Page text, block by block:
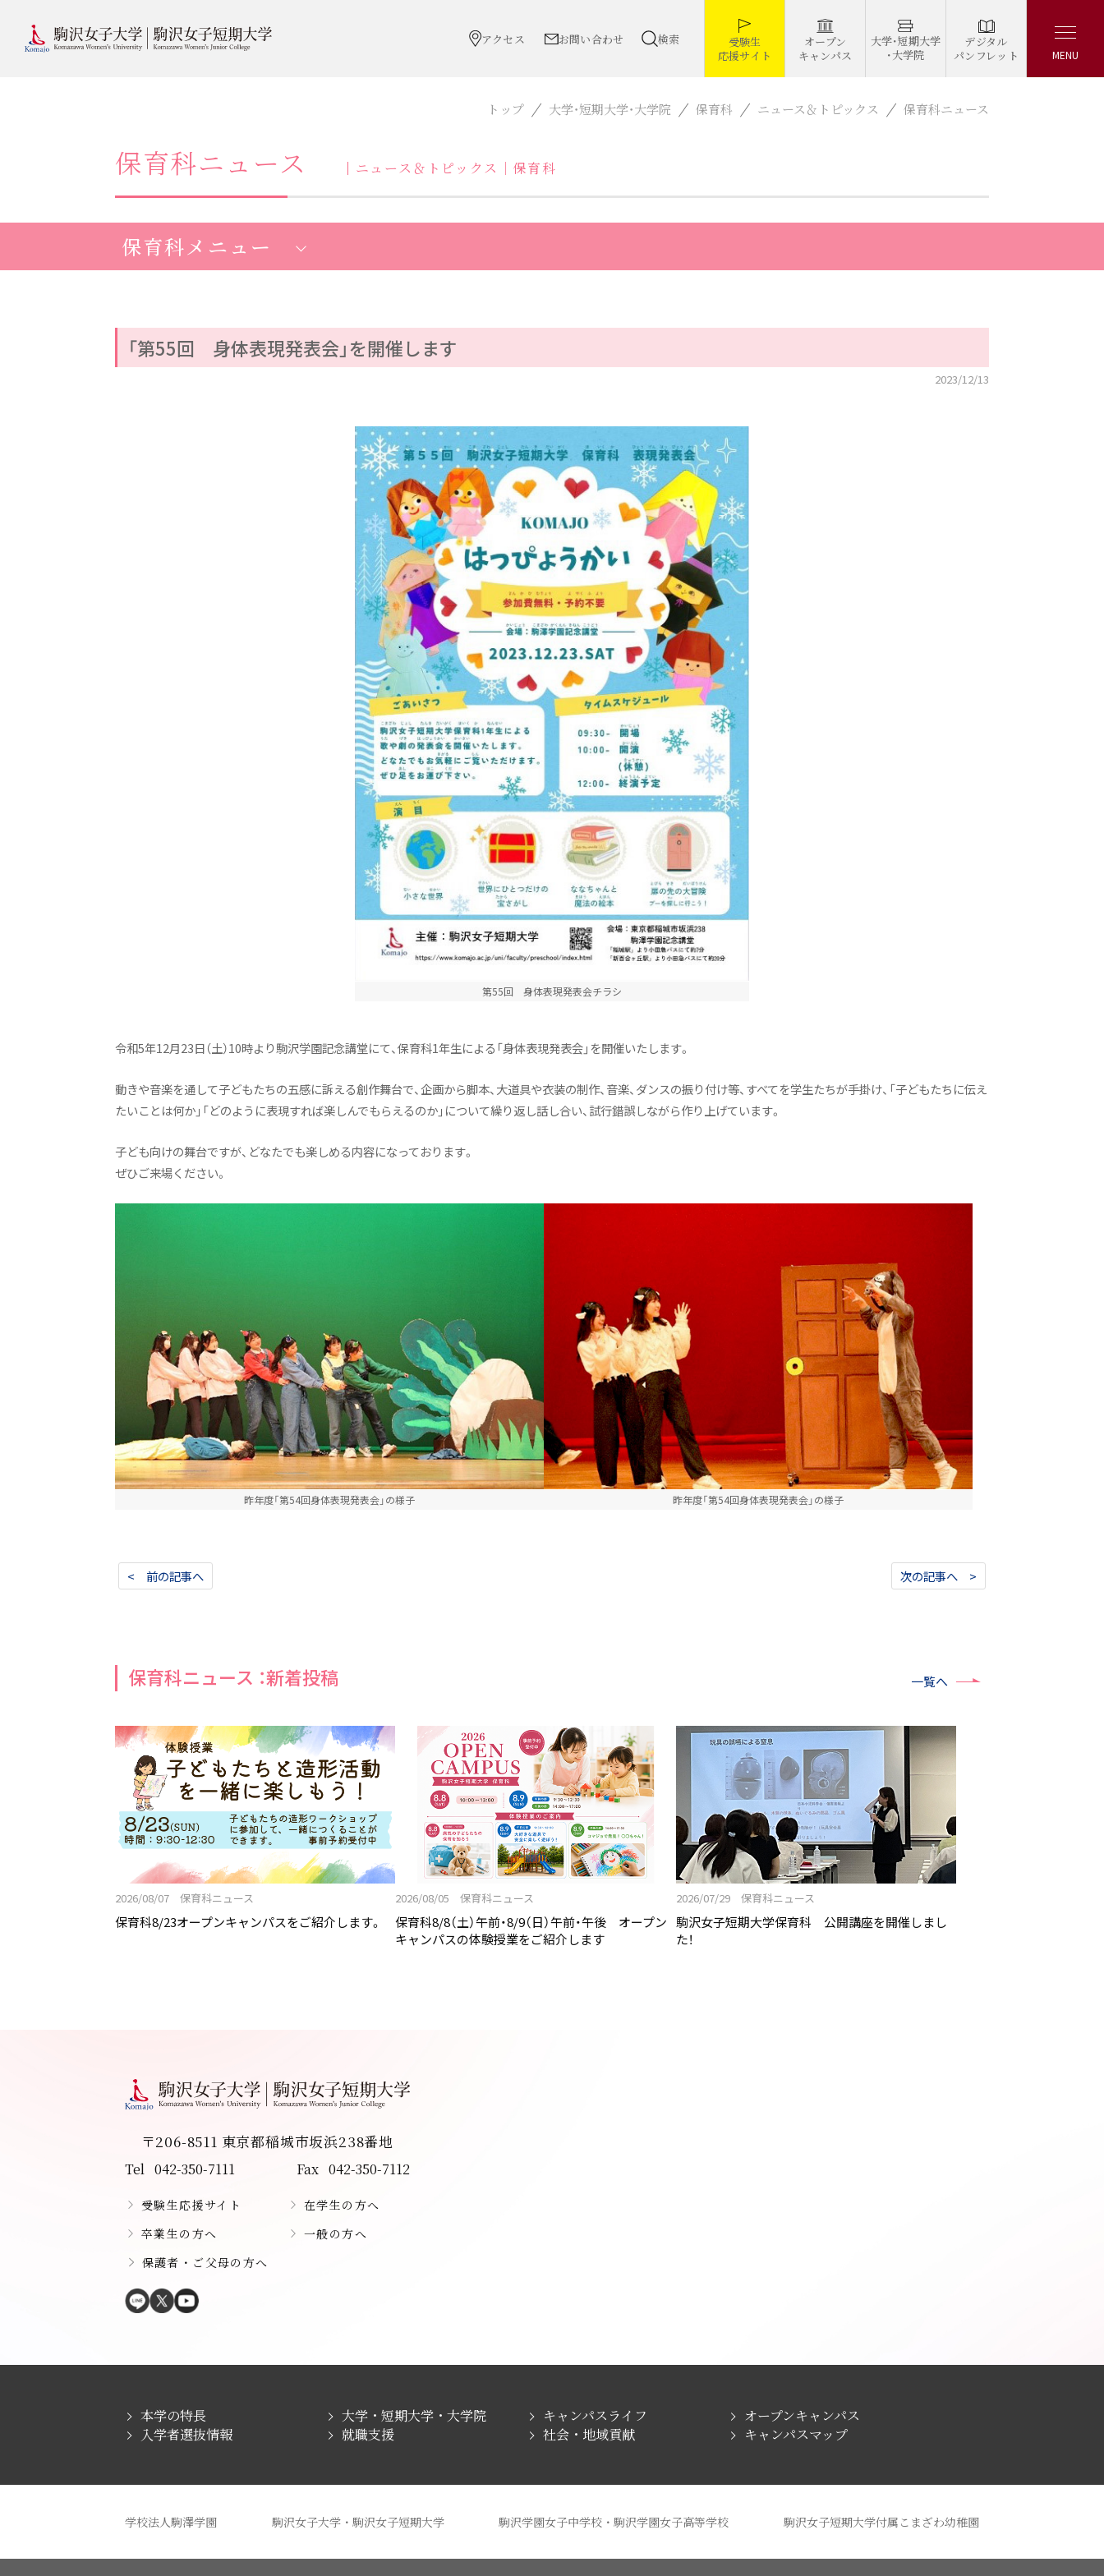
アクセス お問い合わせ 検索
受験生
応援サイト
オープン
キャンパス
大学・短期大学
・大学院
デジタル
パンフレット
MENU
トップ 大学・短期大学・大学院 保育科 ニュース＆トピックス 保育科ニュース
保育科ニュース ニュース＆トピックス｜保育科
「第55回 身体表現発表会」を開催します
2023/12/13
第55回 身体表現発表会チラシ
令和5年12月23日（土）10時より駒沢学園記念講堂にて、保育科1年生による「身体表現発表会」を開催いたします。
動きや音楽を通して子どもたちの五感に訴える創作舞台で、企画から脚本、大道具や衣装の制作、音楽、ダンスの振り付け等、すべてを学生たちが手掛け、「子どもたちに伝え
たいことは何か」「どのように表現すれば楽しんでもらえるのか」について繰り返し話し合い、試行錯誤しながら作り上げています。
子ども向けの舞台ですが、どなたでも楽しめる内容になっております。
ぜひご来場ください。
昨年度「第54回身体表現発表会」の様子 昨年度「第54回身体表現発表会」の様子
< 前の記事へ 次の記事へ >
保育科ニュース ：新着投稿 一覧へ
2026/08/07 保育科ニュース
保育科8/23オープンキャンパスをご紹介します。
2026/08/05 保育科ニュース
保育科8/8（土）午前・8/9（日）午前・午後 オープン
キャンパスの体験授業をご紹介します
2026/07/29 保育科ニュース
駒沢女子短期大学保育科 公開講座を開催しまし
た！
保育科メニュー
2027年度 新たな入試がはじまります！
〒206-8511 東京都稲城市坂浜238番地
Tel 042-350-7111 Fax 042-350-7112
受験生応援サイト
在学生の方へ
卒業生の方へ
一般の方へ
保護者・ご父母の方へ
本学の特長 大学・短期大学・大学院 キャンパスライフ
オープンキャンパス
入学者選抜情報
就職支援 社会・地域貢献 キャンパスマップ
学校法人駒澤学園 駒沢女子大学・駒沢女子短期大学 駒沢学園女子中学校・駒沢学園女子高等学校 駒沢女子短期大学付属こまざわ幼稚園